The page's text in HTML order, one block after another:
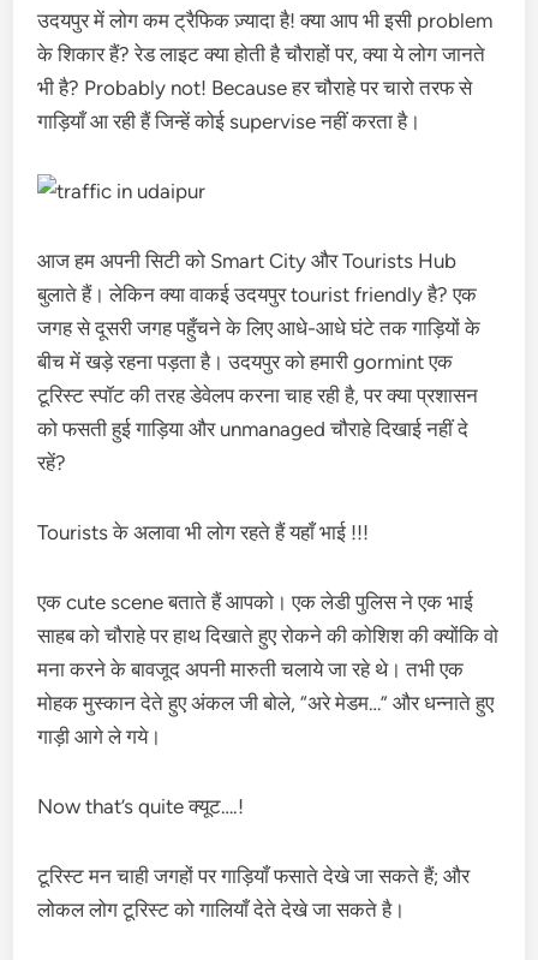
उदयपुर में लोग कम ट्रैफिक ज़्यादा है! क्या आप भी इसी problem
के शिकार हैं? रेड लाइट क्या होती है चौराहों पर, क्या ये लोग जानते
भी है? Probably not! Because हर चौराहे पर चारो तरफ से
गाड़ियाँ आ रही हैं जिन्हें कोई supervise नहीं करता है।
आज हम अपनी सिटी को Smart City और Tourists Hub
बुलाते हैं। लेकिन क्या वाकई उदयपुर tourist friendly है? एक
जगह से दूसरी जगह पहुँचने के लिए आधे-आधे घंटे तक गाड़ियों के
बीच में खड़े रहना पड़ता है। उदयपुर को हमारी gormint एक
टूरिस्ट स्पॉट की तरह डेवेलप करना चाह रही है, पर क्या प्रशासन
को फसती हुई गाड़िया और unmanaged चौराहे दिखाई नहीं दे
रहें?
Tourists के अलावा भी लोग रहते हैं यहाँ भाई !!!
एक cute scene बताते हैं आपको। एक लेडी पुलिस ने एक भाई
साहब को चौराहे पर हाथ दिखाते हुए रोकने की कोशिश की क्योंकि वो
मना करने के बावजूद अपनी मारुती चलाये जा रहे थे। तभी एक
मोहक मुस्कान देते हुए अंकल जी बोले, “अरे मेडम…” और धन्नाते हुए
गाड़ी आगे ले गये।
Now that’s quite क्यूट….!
टूरिस्ट मन चाही जगहों पर गाड़ियाँ फसाते देखे जा सकते हैं; और
लोकल लोग टूरिस्ट को गालियाँ देते देखे जा सकते है।